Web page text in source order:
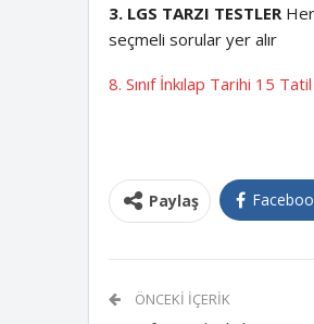
3. LGS TARZI TESTLER
seçmeli sorular yer alır
8. Sınıf İnkılap Tarihi 15
Paylaş
ÖNCEKI İÇERIK